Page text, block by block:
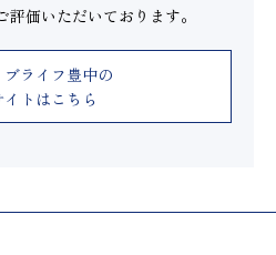
価いただいております。
ブライフ豊中の
トはこちら